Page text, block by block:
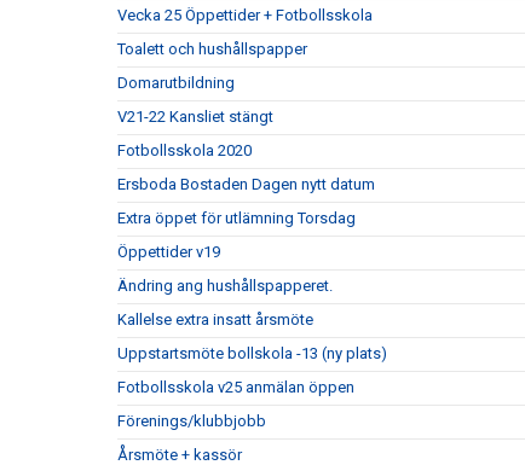
Vecka 25 Öppettider + Fotbollsskola
Toalett och hushållspapper
Domarutbildning
V21-22 Kansliet stängt
Fotbollsskola 2020
Ersboda Bostaden Dagen nytt datum
Extra öppet för utlämning Torsdag
Öppettider v19
Ändring ang hushållspapperet.
Kallelse extra insatt årsmöte
Uppstartsmöte bollskola -13 (ny plats)
Fotbollsskola v25 anmälan öppen
Förenings/klubbjobb
Årsmöte + kassör